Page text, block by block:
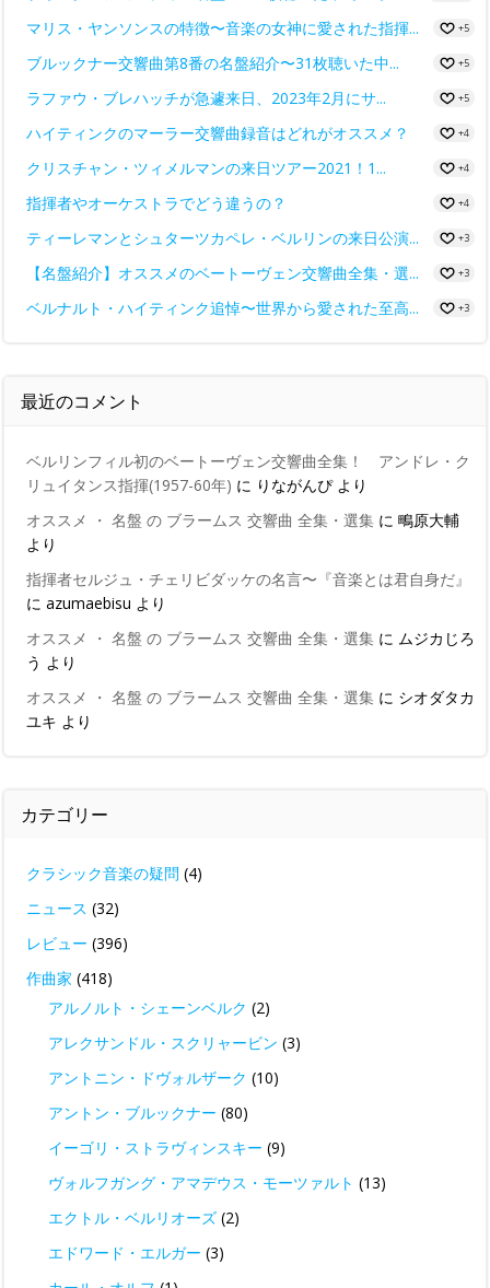
マリス・ヤンソンスの特徴〜音楽の女神に愛された指揮... +5
ブルックナー交響曲第8番の名盤紹介〜31枚聴いた中... +5
ラファウ・ブレハッチが急遽来日、2023年2月にサ... +5
ハイティンクのマーラー交響曲録音はどれがオススメ？ +4
クリスチャン・ツィメルマンの来日ツアー2021！1... +4
指揮者やオーケストラでどう違うの？ +4
ティーレマンとシュターツカペレ・ベルリンの来日公演... +3
【名盤紹介】オススメのベートーヴェン交響曲全集・選... +3
ベルナルト・ハイティンク追悼〜世界から愛された至高... +3
最近のコメント
ベルリンフィル初のベートーヴェン交響曲全集！ アンドレ・ク
リュイタンス指揮(1957-60年) に りながんぴより
オススメ ・ 名盤 の ブラームス 交響曲 全集・選集 に 鴫原大輔
より
指揮者セルジュ・チェリビダッケの名言〜『音楽とは君自身だ』
に azumaebisu より
オススメ ・ 名盤 の ブラームス 交響曲 全集・選集 に ムジカじろ
う より
オススメ ・ 名盤 の ブラームス 交響曲 全集・選集 に シオダタカ
ユキ より
カテゴリー
クラシック音楽の疑問 (4)
ニュース (32)
レビュー (396)
作曲家 (418)
アルノルト・シェーンベルク (2)
アレクサンドル・スクリャービン (3)
アントニン・ドヴォルザーク (10)
アントン・ブルックナー (80)
イーゴリ・ストラヴィンスキー (9)
ヴォルフガング・アマデウス・モーツァルト (13)
エクトル・ベルリオーズ (2)
エドワード・エルガー (3)